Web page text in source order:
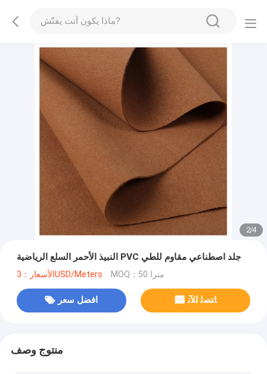
2/4
النبيذ الأحمر السلع الرياضية PVC جلد اصطناعي مقاوم للطي
الأسعار：3USD/Meters MOQ：50 مترا
افضل سعر ﺎﺘﺼﻟ ﺍﻶﻧ
منتوج وصف